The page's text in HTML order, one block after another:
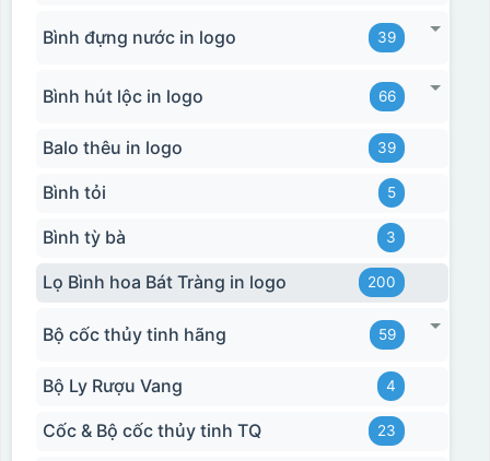
Decal được in xong, sẽ có 1 nền vàng phía dưới
Bình đựng nước in logo 39
Bình hút lộc in logo 66
Balo thêu in logo 39
Bình tỏi 5
Bình tỳ bà 3
Lọ Bình hoa Bát Tràng in logo 200
Bộ cốc thủy tinh hãng 59
Bộ Ly Rượu Vang 4
Cốc & Bộ cốc thủy tinh TQ 23